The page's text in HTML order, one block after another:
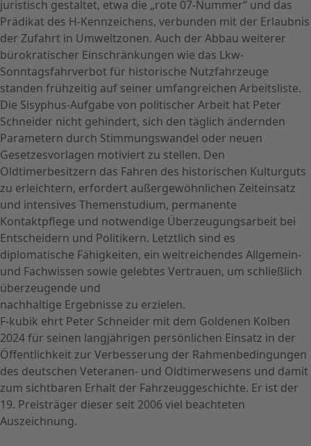
juristisch gestaltet, etwa die „rote 07-Nummer“ und das
Prädikat des H-Kennzeichens, verbunden mit der Erlaubnis
der Zufahrt in Umweltzonen. Auch der Abbau weiterer
bürokratischer Einschränkungen wie das Lkw-
Sonntagsfahrverbot für historische Nutzfahrzeuge
standen frühzeitig auf seiner umfangreichen Arbeitsliste.
Die Sisyphus-Aufgabe von politischer Arbeit hat Peter
Schneider nicht gehindert, sich den täglich ändernden
Parametern durch Stimmungswandel oder neuen
Gesetzesvorlagen motiviert zu stellen. Den
Oldtimerbesitzern das Fahren des historischen Kulturguts
zu erleichtern, erfordert außergewöhnlichen Zeiteinsatz
und intensives Themenstudium, permanente
Kontaktpflege und notwendige Überzeugungsarbeit bei
Entscheidern und Politikern. Letztlich sind es
diplomatische Fähigkeiten, ein weitreichendes Allgemein-
und Fachwissen sowie gelebtes Vertrauen, um schließlich
überzeugende und
nachhaltige Ergebnisse zu erzielen.
F-kubik ehrt Peter Schneider mit dem Goldenen Kolben
2024 für seinen langjährigen persönlichen Einsatz in der
Öffentlichkeit zur Verbesserung der Rahmenbedingungen
des deutschen Veteranen- und Oldtimerwesens und damit
zum sichtbaren Erhalt der Fahrzeuggeschichte. Er ist der
19. Preisträger dieser seit 2006 viel beachteten
Auszeichnung.